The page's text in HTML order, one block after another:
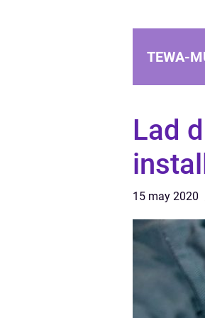
TEWA-
Lad
15 may 2020